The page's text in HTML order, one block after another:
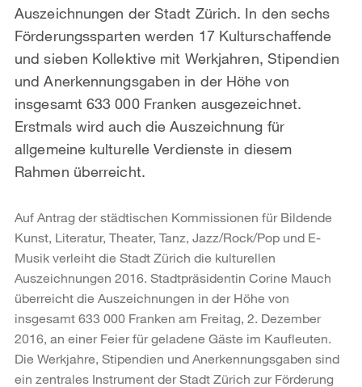
Auszeichnungen der Stadt Zürich. In den sechs
Förderungssparten werden 17 Kulturschaffende
und sieben Kollektive mit Werkjahren, Stipendien
und Anerkennungsgaben in der Höhe von
insgesamt 633 000 Franken ausgezeichnet.
Erstmals wird auch die Auszeichnung für
allgemeine kulturelle Verdienste in diesem
Rahmen überreicht.
Auf Antrag der städtischen Kommissionen für Bildende
Kunst, Literatur, Theater, Tanz, Jazz/Rock/Pop und E-
Musik verleiht die Stadt Zürich die kulturellen
Auszeichnungen 2016. Stadtpräsidentin Corine Mauch
überreicht die Auszeichnungen in der Höhe von
insgesamt 633 000 Franken am Freitag, 2. Dezember
2016, an einer Feier für geladene Gäste im Kaufleuten.
Die Werkjahre, Stipendien und Anerkennungsgaben sind
ein zentrales Instrument der Stadt Zürich zur Förderung